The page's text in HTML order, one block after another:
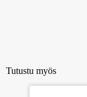
Tutustu myös